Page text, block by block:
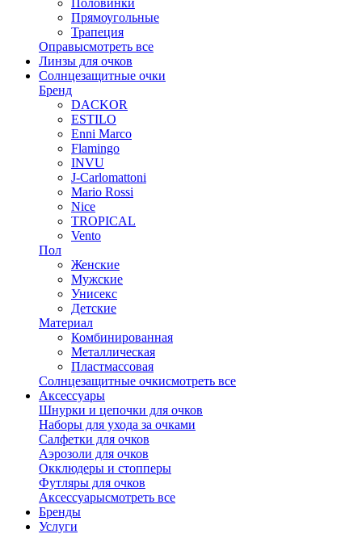
Прямоугольные
Трапеция
Оправысмотреть все
Линзы для очков
Солнцезащитные очки
Бренд
DACKOR
ESTILO
Enni Marco
Flamingo
INVU
J-Carlomattoni
Mario Rossi
Nice
TROPICAL
Vento
Пол
Женские
Мужские
Унисекс
Детские
Материал
Комбинированная
Металлическая
Пластмассовая
Солнцезащитные очкисмотреть все
Аксессуары
Шнурки и цепочки для очков
Наборы для ухода за очками
Салфетки для очков
Аэрозоли для очков
Окклюдеры и стопперы
Футляры для очков
Аксессуарысмотреть все
Бренды
Услуги